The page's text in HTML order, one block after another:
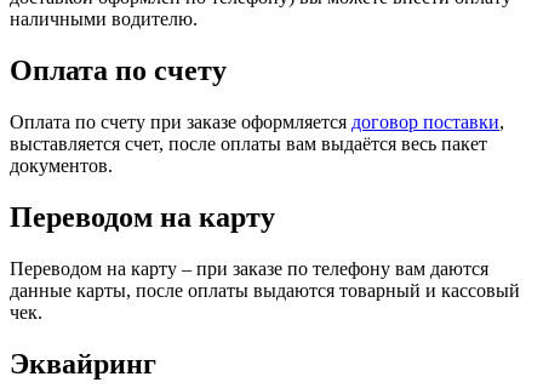
наличными водителю.
Оплата по счету
Оплата по счету при заказе оформляется договор поставки,
выставляется счет, после оплаты вам выдаётся весь пакет
документов.
Переводом на карту
Переводом на карту – при заказе по телефону вам даются
данные карты, после оплаты выдаются товарный и кассовый
чек.
Эквайринг